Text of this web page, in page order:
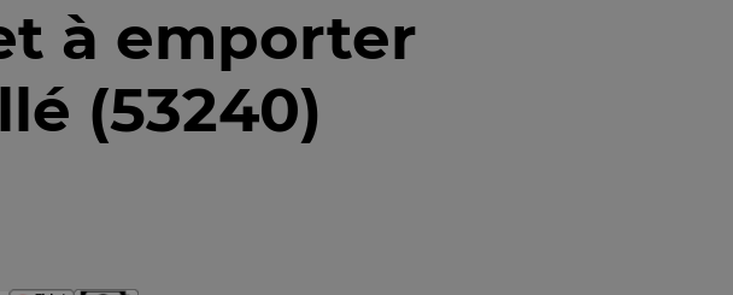
à emporter
(53240)